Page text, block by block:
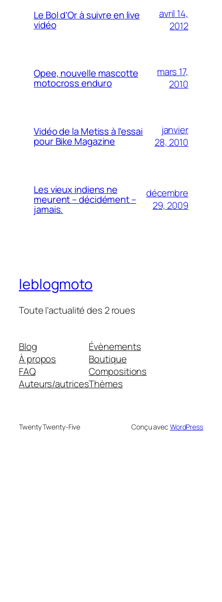
Le Bol d’Or à suivre en live
vidéo
avril 14,
2012
Opee, nouvelle mascotte
motocross enduro
mars 17,
2010
Vidéo de la Metiss à l’essai
pour Bike Magazine
janvier
28, 2010
Les vieux indiens ne
meurent – décidément –
jamais.
décembre
29, 2009
leblogmoto
Toute l'actualité des 2 roues
Blog
À propos
FAQ
Auteurs/autrices
Évènements
Boutique
Compositions
Thèmes
Twenty Twenty-Five Conçu avec WordPress